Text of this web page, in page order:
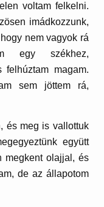
voltam felkelni.
imádkozzunk,
nem vagyok rá
egy székhez,
felhúztam magam.
sem jöttem rá,
és meg is vallottuk
együtt
megkent olajjal, és
de az állapotom